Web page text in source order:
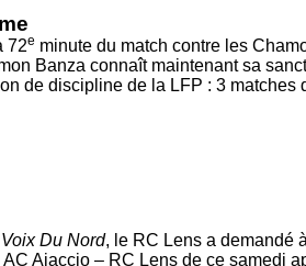
72e minute du match contre les
Banza connaît maintenant sa
de discipline de la LFP : 3 matches
Du Nord, le RC Lens a demandé
AC Ajaccio – RC Lens de ce samedi